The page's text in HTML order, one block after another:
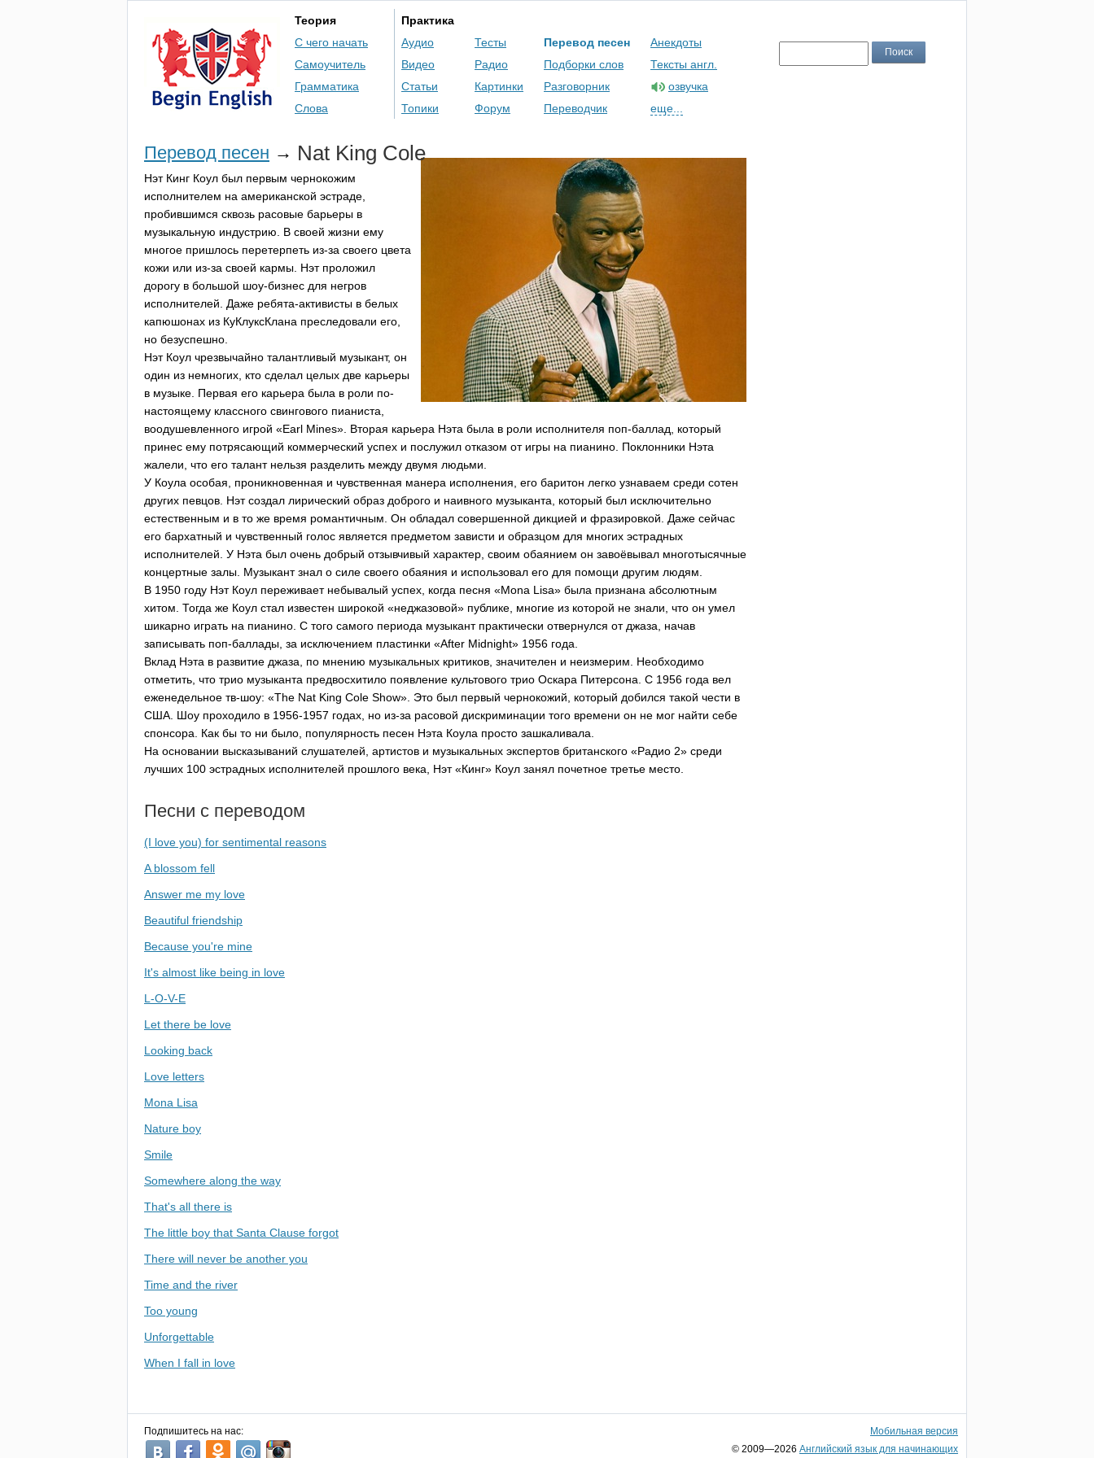
Теория
С чего начать
Самоучитель
Грамматика
Слова
Практика
Аудио
Видео
Статьи
Топики
Тесты
Радио
Картинки
Форум
Перевод песен
Подборки слов
Разговорник
Переводчик
Анекдоты
Тексты англ.
озвучка
еще...
Перевод песен → Nat King Cole
Нэт Кинг Коул был первым чернокожим
исполнителем на американской эстраде,
пробившимся сквозь расовые барьеры в
музыкальную индустрию. В своей жизни ему
многое пришлось перетерпеть из-за своего цвета
кожи или из-за своей кармы. Нэт проложил
дорогу в большой шоу-бизнес для негров
исполнителей. Даже ребята-активисты в белых
капюшонах из КуКлуксКлана преследовали его,
но безуспешно.
Нэт Коул чрезвычайно талантливый музыкант, он
один из немногих, кто сделал целых две карьеры
в музыке. Первая его карьера была в роли по-
настоящему классного свингового пианиста,
воодушевленного игрой «Earl Mines». Вторая карьера Нэта была в роли исполнителя поп-баллад, который
принес ему потрясающий коммерческий успех и послужил отказом от игры на пианино. Поклонники Нэта
жалели, что его талант нельзя разделить между двумя людьми.
У Коула особая, проникновенная и чувственная манера исполнения, его баритон легко узнаваем среди сотен
других певцов. Нэт создал лирический образ доброго и наивного музыканта, который был исключительно
естественным и в то же время романтичным. Он обладал совершенной дикцией и фразировкой. Даже сейчас
его бархатный и чувственный голос является предметом зависти и образцом для многих эстрадных
исполнителей. У Нэта был очень добрый отзывчивый характер, своим обаянием он завоёвывал многотысячные
концертные залы. Музыкант знал о силе своего обаяния и использовал его для помощи другим людям.
В 1950 году Нэт Коул переживает небывалый успех, когда песня «Mona Lisa» была признана абсолютным
хитом. Тогда же Коул стал известен широкой «неджазовой» публике, многие из которой не знали, что он умел
шикарно играть на пианино. С того самого периода музыкант практически отвернулся от джаза, начав
записывать поп-баллады, за исключением пластинки «After Midnight» 1956 года.
Вклад Нэта в развитие джаза, по мнению музыкальных критиков, значителен и неизмерим. Необходимо
отметить, что трио музыканта предвосхитило появление культового трио Оскара Питерсона. С 1956 года вел
еженедельное тв-шоу: «The Nat King Cole Show». Это был первый чернокожий, который добился такой чести в
США. Шоу проходило в 1956-1957 годах, но из-за расовой дискриминации того времени он не мог найти себе
спонсора. Как бы то ни было, популярность песен Нэта Коула просто зашкаливала.
На основании высказываний слушателей, артистов и музыкальных экспертов британского «Радио 2» среди
лучших 100 эстрадных исполнителей прошлого века, Нэт «Кинг» Коул занял почетное третье место.
Песни с переводом
(I love you) for sentimental reasons
A blossom fell
Answer me my love
Beautiful friendship
Because you're mine
It's almost like being in love
L-O-V-E
Let there be love
Looking back
Love letters
Mona Lisa
Nature boy
Smile
Somewhere along the way
That's all there is
The little boy that Santa Clause forgot
There will never be another you
Time and the river
Too young
Unforgettable
When I fall in love
Подпишитесь на нас:
Мобильная версия
© 2009—2026 Английский язык для начинающих